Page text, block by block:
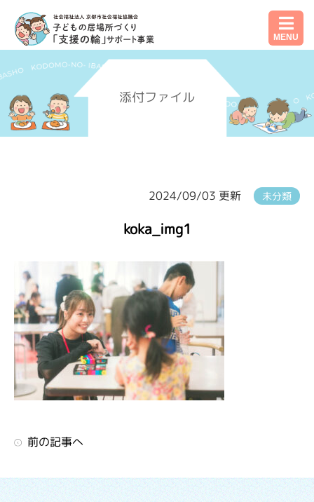
MENU
添付ファイル
2024/09/03 更新 未分類
koka_img1
前の記事へ